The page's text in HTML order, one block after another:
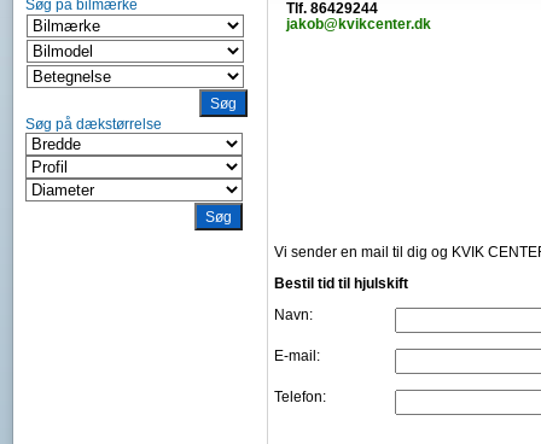
Søg på bilmærke
Søg på dækstørrelse
Tlf. 86429244
jakob@kvikcenter.dk
Vi sender en mail til dig og KVIK
Bestil tid til hjulskift
Navn:
E-mail:
Telefon: